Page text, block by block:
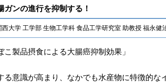
ガンの進行を抑制する！
西大学 工学部 生物工学科 食品工学研究室 助教授 福
製品摂食による大腸癌抑制効果」
る意識が高まり、なかでも水産物に特徴的な